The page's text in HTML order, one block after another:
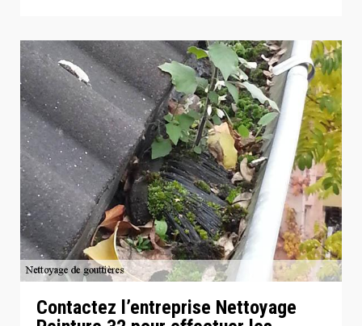
Contactez l’entreprise Nettoyage